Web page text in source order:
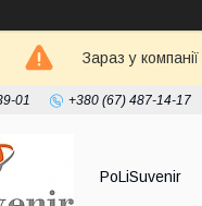
Зараз у
01 +380 (67) 487-14-17
PoLiSuvenir